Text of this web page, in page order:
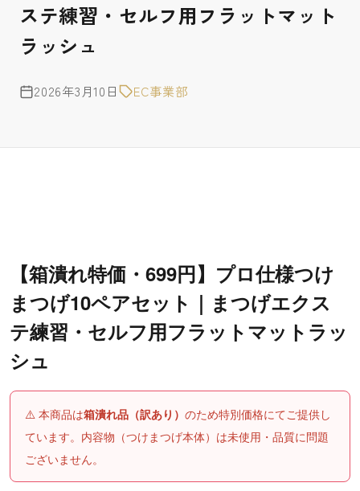
ステ練習・セルフ用フラットマット
ラッシュ
2026年3月10日 EC事業部
【箱潰れ特価・699円】プロ仕様つけ
まつげ10ペアセット｜まつげエクス
テ練習・セルフ用フラットマットラッ
シュ
⚠️ 本商品は箱潰れ品（訳あり） のため特別価格にてご提供し
ています。内容物（つけまつげ本体）は未使用・品質に問題
ございません。